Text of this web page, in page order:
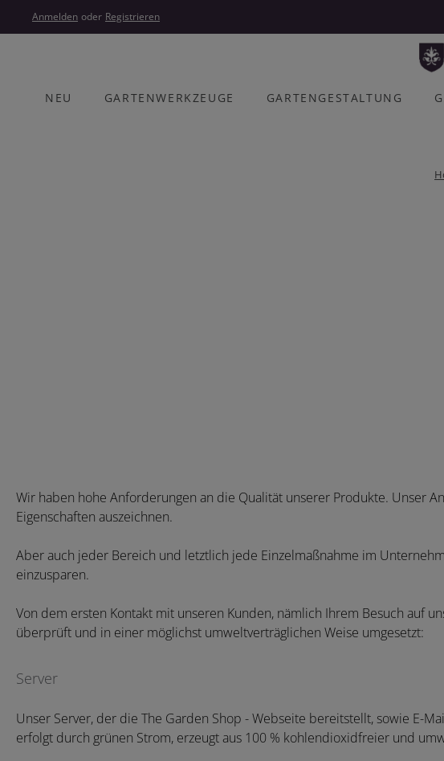
Hauptinhalt springen
Zur Hauptnavigation springen
Anmelden oder Registrieren
NEU GARTENWERKZEUGE GARTENGESTALTUNG
Wir haben hohe Anforderungen an die Qualität unserer Produkte. Unser
Eigenschaften auszeichnen.
Aber auch jeder Bereich und letztlich jede Einzelmaßnahme im
einzusparen.
Von dem ersten Kontakt mit unseren Kunden, nämlich Ihrem Besuch auf
überprüft und in einer möglichst umweltverträglichen Weise umgesetzt:
Server
Unser Server, der die The Garden Shop - Webseite bereitstellt, sowie E-
erfolgt durch grünen Strom, erzeugt aus 100 % kohlendioxidfreier und